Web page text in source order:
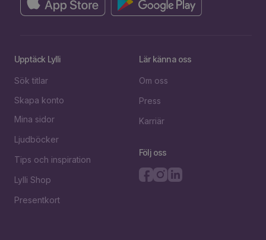
Upptäck Lylli
Sök titlar
Skapa konto
Mina sidor
Ljudböcker
Tips och inspiration
Lylli Shop
Presentkort
Lär känna oss
Om oss
Press
Karriär
Följ oss